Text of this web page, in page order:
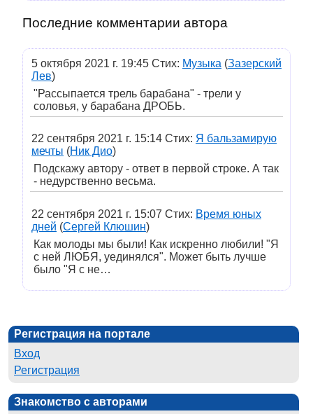
Последние комментарии автора
5 октября 2021 г. 19:45 Стих: Музыка (Зазерский
Лев)
"Рассыпается трель барабана" - трели у
соловья, у барабана ДРОБЬ.
22 сентября 2021 г. 15:14 Стих: Я бальзамирую
мечты (Ник Дио)
Подскажу автору - ответ в первой строке. А так
- недурственно весьма.
22 сентября 2021 г. 15:07 Стих: Время юных
дней (Сергей Клюшин)
Как молоды мы были! Как искренно любили! "Я
с ней ЛЮБЯ, уединялся". Может быть лучше
было "Я с не…
Регистрация на портале
Вход
Регистрация
Знакомство с авторами